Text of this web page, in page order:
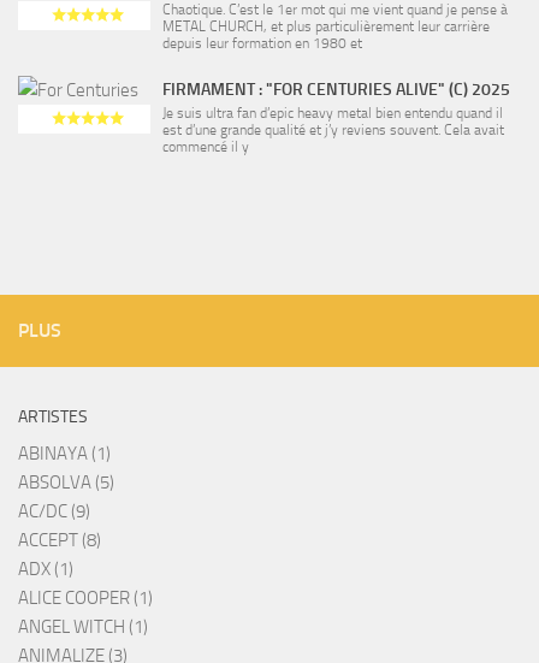
Chaotique. C’est le 1er mot qui me vient quand je pense à
METAL CHURCH, et plus particulièrement leur carrière
depuis leur formation en 1980 et
FIRMAMENT : "FOR CENTURIES ALIVE" (C) 2025
Je suis ultra fan d’epic heavy metal bien entendu quand il
est d’une grande qualité et j’y reviens souvent. Cela avait
commencé il y
PLUS
ARTISTES
ABINAYA (1)
ABSOLVA (5)
AC/DC (9)
ACCEPT (8)
ADX (1)
ALICE COOPER (1)
ANGEL WITCH (1)
ANIMALIZE (3)